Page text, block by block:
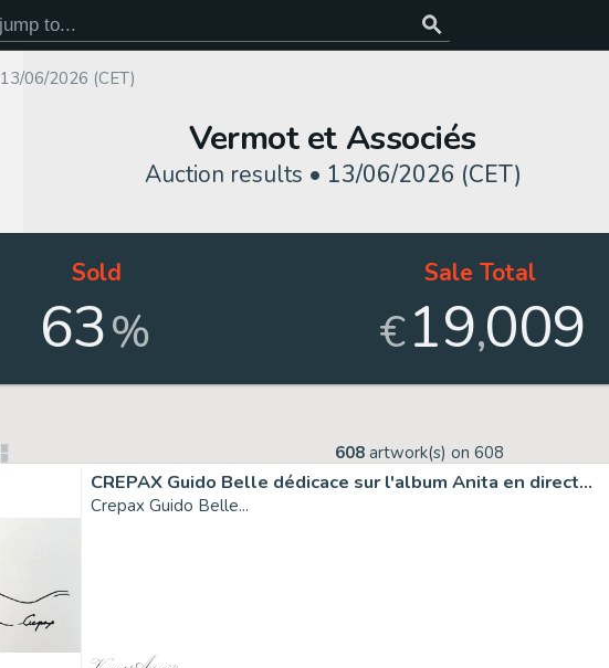
13/06/2026 (CET)
Vermot et Associés
Auction results • 13/06/2026 (CET)
Sold
63%
Sale Total
€19,009
608 artwork(s) on 608
CREPAX Guido Belle dédicace sur l'album Anita en direct...
Crepax Guido Belle...